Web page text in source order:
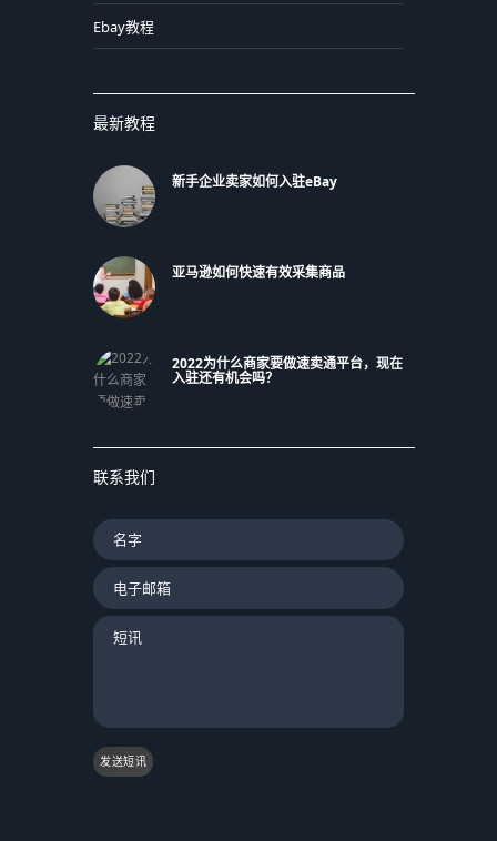
Ebay教程
最新教程
新手企业卖家如何入驻eBay
亚马逊如何快速有效采集商品
2022为什么商家要做速卖通平台，现在
入驻还有机会吗？
联系我们
发送短讯